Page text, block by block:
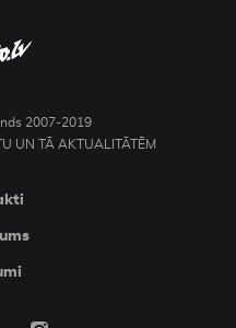
2007-2019
UN TĀ AKTUALITĀTĒM